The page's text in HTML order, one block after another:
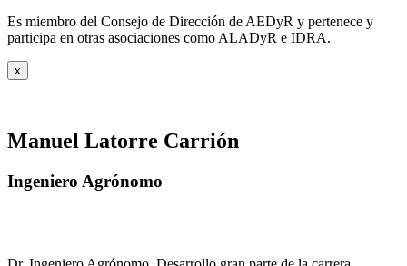
Es miembro del Consejo de Dirección de AEDyR y pertenece y
participa en otras asociaciones como ALADyR e IDRA.
x
Manuel Latorre Carrión
Ingeniero Agrónomo